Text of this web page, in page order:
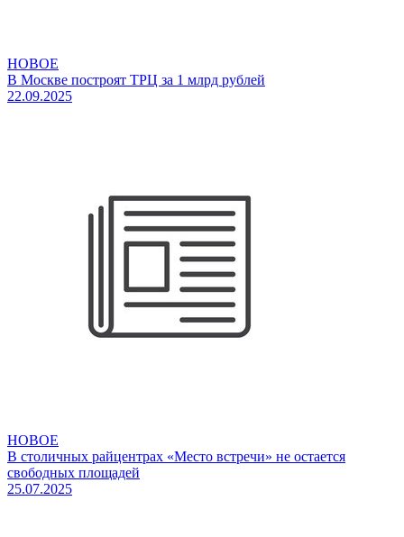
НОВОЕ
В Москве построят ТРЦ за 1 млрд рублей
22.09.2025
НОВОЕ
В столичных райцентрах «Место встречи» не остается
свободных площадей
25.07.2025